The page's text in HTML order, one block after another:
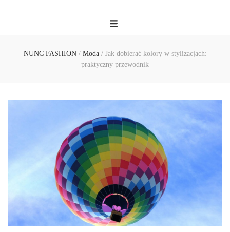
NUNC FASHION / Moda / Jak dobierać kolory w stylizacjach:
praktyczny przewodnik